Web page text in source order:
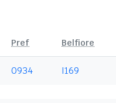
Pref Belfiore
0934 I169